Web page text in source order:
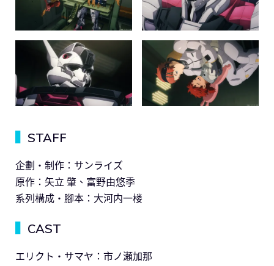
STAFF
企劃・制作：サンライズ
原作：矢立 肇、富野由悠季
系列構成・腳本：⼤河内⼀楼
CAST
エリクト・サマヤ：市ノ瀬加那